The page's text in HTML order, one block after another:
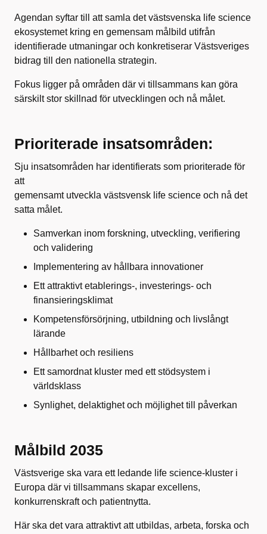
Agendan syftar till att samla det västsvenska life science
ekosystemet kring en gemensam målbild utifrån
identifierade utmaningar och konkretiserar Västsveriges
bidrag till den nationella strategin.
Fokus ligger på områden där vi tillsammans kan göra
särskilt stor skillnad för utvecklingen och nå målet.
Prioriterade insatsområden:
Sju insatsområden har identifierats som prioriterade för
att
gemensamt utveckla västsvensk life science och nå det
satta målet.
Samverkan inom forskning, utveckling, verifiering
och validering
Implementering av hållbara innovationer
Ett attraktivt etablerings-, investerings- och
finansieringsklimat
Kompetensförsörjning, utbildning och livslångt
lärande
Hållbarhet och resiliens
Ett samordnat kluster med ett stödsystem i
världsklass
Synlighet, delaktighet och möjlighet till påverkan
Målbild 2035
Västsverige ska vara ett ledande life science-kluster i
Europa där vi tillsammans skapar excellens,
konkurrenskraft och patientnytta.
Här ska det vara attraktivt att utbildas, arbeta, forska och